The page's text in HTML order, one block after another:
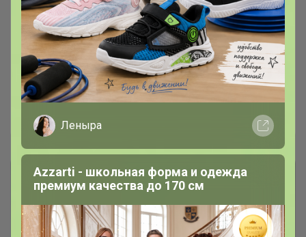
Колготки для мальчиков и девочек с
качественным составом от бренда
ЛУКОМОРЬЕ
Леныра
Azzarti - школьная форма и одежда
премиум качества до 170 см